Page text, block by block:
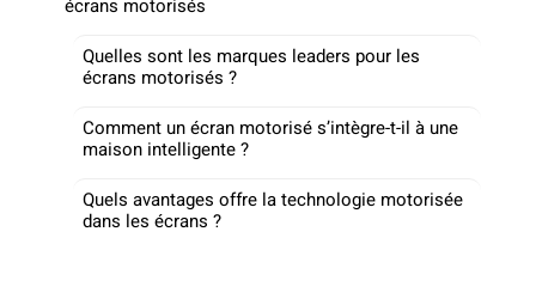
écrans motorisés
Quelles sont les marques leaders pour les
écrans motorisés ?
Comment un écran motorisé s’intègre-t-il à une
maison intelligente ?
Quels avantages offre la technologie motorisée
dans les écrans ?